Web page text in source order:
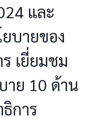
และ
บายของ
เยี่ยมชม
าย 10 ด้าน
การ